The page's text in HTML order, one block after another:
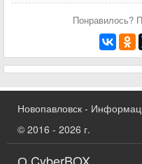
Понравилось?
Новопавловск -
© 2016 - 2026 г.
О CyberBOX